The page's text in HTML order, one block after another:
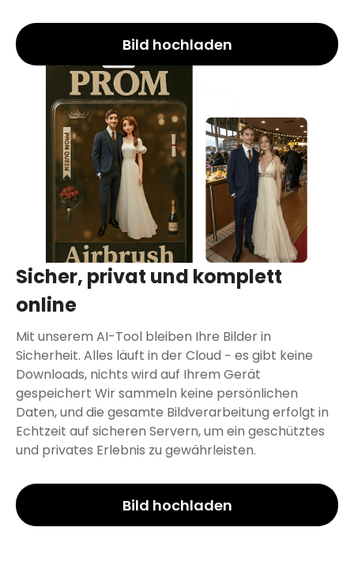
Bild hochladen
Sicher, privat und komplett
online
Mit unserem AI-Tool bleiben Ihre Bilder in
Sicherheit. Alles läuft in der Cloud − es gibt keine
Downloads, nichts wird auf Ihrem Gerät
gespeichert Wir sammeln keine persönlichen
Daten, und die gesamte Bildverarbeitung erfolgt in
Echtzeit auf sicheren Servern, um ein geschütztes
und privates Erlebnis zu gewährleisten.
Bild hochladen